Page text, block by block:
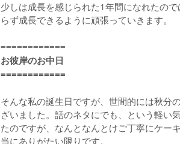
少しは成長を感じられた1年間になれたの
らず成長できるように頑張っていきます。
============
お彼岸のお中日
============
そんな私の誕生日ですが、世間的には秋分
ざいました。話のネタにでも、という軽い
たのですが、なんとなんとけご丁寧にケー
当にありがたい限りです。